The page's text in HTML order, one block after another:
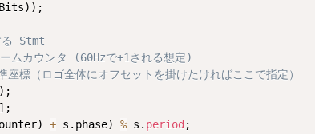
る Stmt
カウンタ (60Hzで+1される想定)
（ロゴ全体にオフセットを掛けたければここで指定）
+ s.phase) % s. period ;